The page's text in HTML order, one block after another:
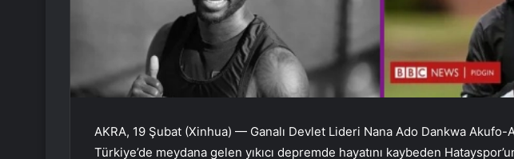
AKRA, 19 Şubat (Xinhua) — Ganalı Devlet Lideri Nana Ado Dankwa
Türkiye’de meydana gelen yıkıcı depremde hayatını kaybeden